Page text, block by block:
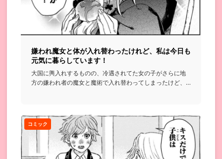
嫌われ魔女と体が入れ替わったけれど、私は今日も
元気に暮らしています！
大国に輿入れするものの、冷遇されてた女の子がさらに地
方の嫌われ者の魔女と魔術で入れ替わってしまったけど、
コミック